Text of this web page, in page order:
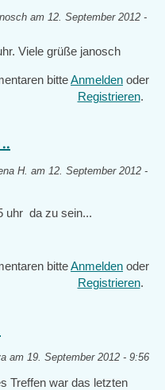
am 12. September 2012 -
Viele grüße janosch
bitteAnmelden oder
Registrieren.
H. am 12. September 2012 -
uhr da zu sein...
bitteAnmelden oder
Registrieren.
am 19. September 2012 - 9:56
Treffen war das letzten